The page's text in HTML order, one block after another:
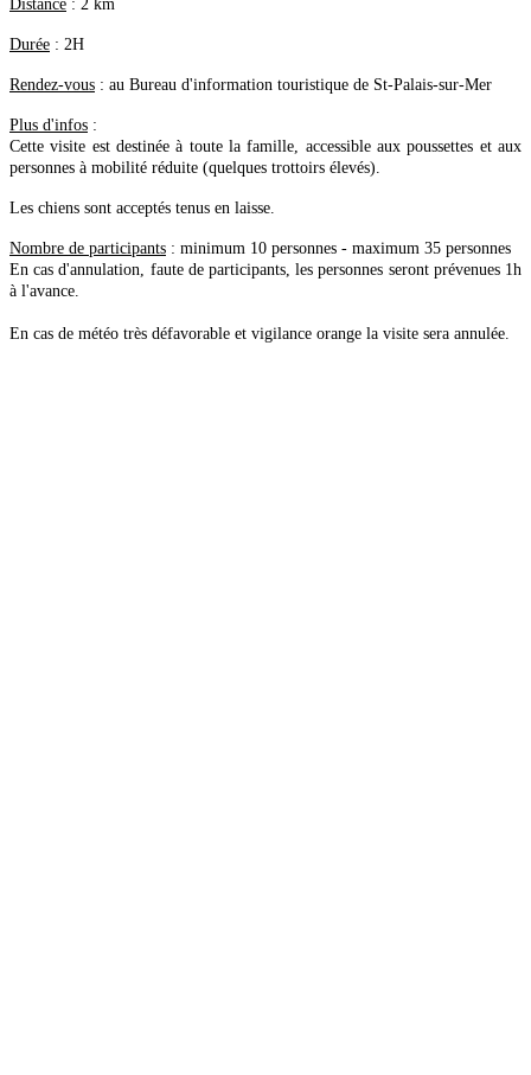
Distance : 2 km
Durée : 2H
Rendez-vous : au Bureau d'information touristique de St-Palais-sur-Mer
Plus d'infos :
Cette visite est destinée à toute la famille, accessible aux poussettes et aux
personnes à mobilité réduite (quelques trottoirs élevés).
Les chiens sont acceptés tenus en laisse.
Nombre de participants : minimum 10 personnes - maximum 35 personnes
En cas d'annulation, faute de participants, les personnes seront prévenues 1h
à l'avance.
En cas de météo très défavorable et vigilance orange la visite sera annulée.